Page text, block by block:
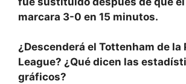
marcara 3-0 en 15 minutos.
¿Descenderá el Tottenham de la
League? ¿Qué dicen las
gráficos?